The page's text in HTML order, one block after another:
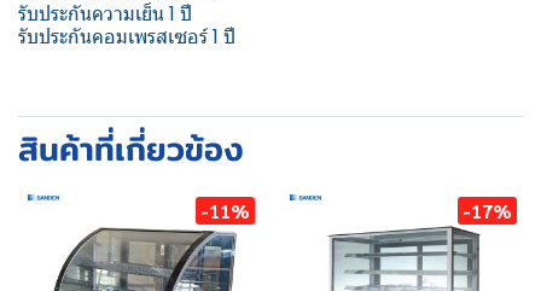
รับประกันความเย็น 1 ปี
รับประกันคอมเพรสเซอร์ 1 ปี
สินค้าที่เกี่ยวข้อง
-11% -17%